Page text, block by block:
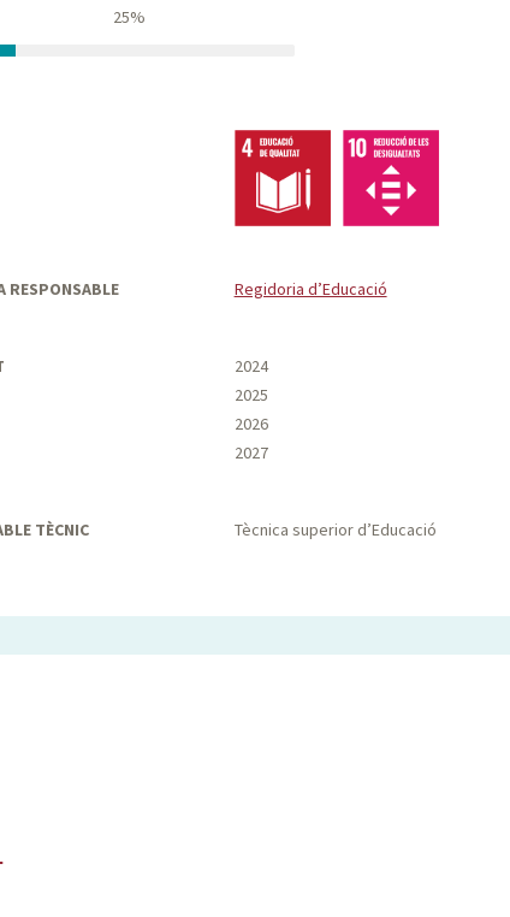
25%
RESPONSABLE Regidoria d’Educació
2024
2025
2026
2027
TÈCNIC Tècnica superior d’Educació